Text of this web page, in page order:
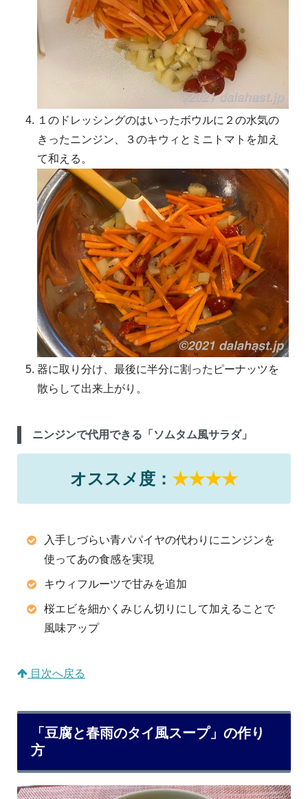
１のドレッシングのはいったボウルに２の水気の
きったニンジン、３のキウィとミニトマトを加え
て和える。
器に取り分け、最後に半分に割ったピーナッツを
散らして出来上がり。
ニンジンで代用できる「ソムタム風サラダ」
オススメ度： ★★★★
入手しづらい青パパイヤの代わりにニンジンを
使ってあの食感を実現
キウィフルーツで甘みを追加
桜エビを細かくみじん切りにして加えることで
風味アップ
目次へ戻る
「豆腐と春雨のタイ風スープ」の作り
方